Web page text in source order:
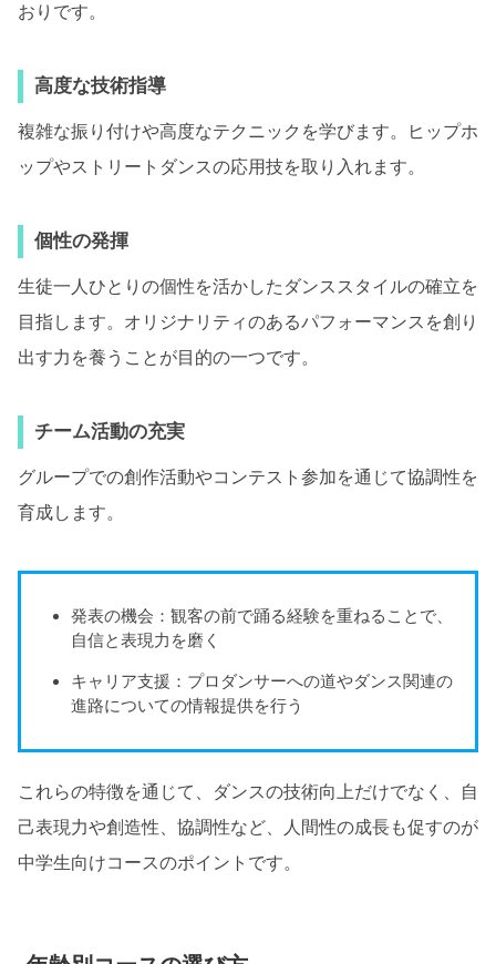
おりです。
高度な技術指導
複雑な振り付けや高度なテクニックを学びます。ヒップホ
ップやストリートダンスの応用技を取り入れます。
個性の発揮
生徒一人ひとりの個性を活かしたダンススタイルの確立を
目指します。オリジナリティのあるパフォーマンスを創り
出す力を養うことが目的の一つです。
チーム活動の充実
グループでの創作活動やコンテスト参加を通じて協調性を
育成します。
発表の機会：観客の前で踊る経験を重ねることで、
自信と表現力を磨く
キャリア支援：プロダンサーへの道やダンス関連の
進路についての情報提供を行う
これらの特徴を通じて、ダンスの技術向上だけでなく、自
己表現力や創造性、協調性など、人間性の成長も促すのが
中学生向けコースのポイントです。